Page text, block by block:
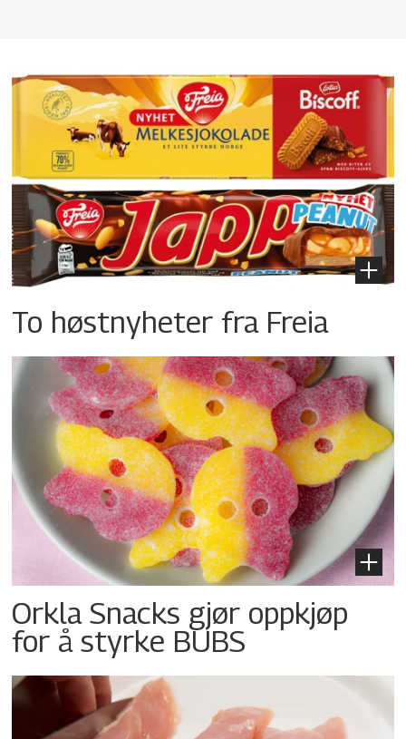
To høstnyheter fra Freia
Orkla Snacks gjør oppkjøp
for å styrke BUBS